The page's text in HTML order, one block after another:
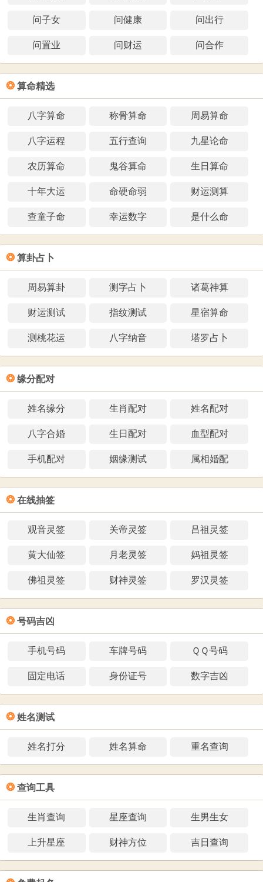
问子女 问健康 问出行
问置业 问财运 问合作
❂ 算命精选
八字算命 称骨算命 周易算命
八字运程 五行查询 九星论命
农历算命 鬼谷算命 生日算命
十年大运 命硬命弱 财运测算
查童子命 幸运数字 是什么命
❂ 算卦占卜
周易算卦 测字占卜 诸葛神算
财运测试 指纹测试 星宿算命
测桃花运 八字纳音 塔罗占卜
❂ 缘分配对
姓名缘分 生肖配对 姓名配对
八字合婚 生日配对 血型配对
手机配对 姻缘测试 属相婚配
❂ 在线抽签
观音灵签 关帝灵签 吕祖灵签
黄大仙签 月老灵签 妈祖灵签
佛祖灵签 财神灵签 罗汉灵签
❂ 号码吉凶
手机号码 车牌号码 ＱＱ号码
固定电话 身份证号 数字吉凶
❂ 姓名测试
姓名打分 姓名算命 重名查询
❂ 查询工具
生肖查询 星座查询 生男生女
上升星座 财神方位 吉日查询